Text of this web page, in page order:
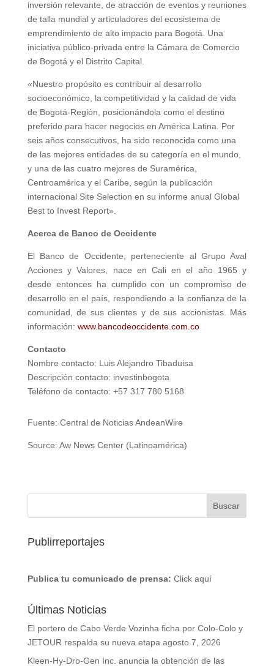
inversión relevante, de atracción de eventos y reuniones
de talla mundial y articuladores del ecosistema de
emprendimiento de alto impacto para Bogotá. Una
iniciativa público-privada entre la Cámara de Comercio
de Bogotá y el Distrito Capital.
«Nuestro propósito es contribuir al desarrollo
socioeconómico, la competitividad y la calidad de vida
de Bogotá-Región, posicionándola como el destino
preferido para hacer negocios en América Latina. Por
seis años consecutivos, ha sido reconocida como una
de las mejores entidades de su categoría en el mundo,
y una de las cuatro mejores de Suramérica,
Centroamérica y el Caribe, según la publicación
internacional Site Selection en su informe anual Global
Best to Invest Report».
Acerca de Banco de Occidente
El Banco de Occidente, perteneciente al Grupo Aval
Acciones y Valores, nace en Cali en el año 1965 y
desde entonces ha cumplido con un compromiso de
desarrollo en el país, respondiendo a la confianza de la
comunidad, de sus clientes y de sus accionistas. Más
información: www.bancodeoccidente.com.co
Contacto
Nombre contacto: Luis Alejandro Tibaduisa
Descripción contacto: investinbogota
Teléfono de contacto: +57 317 780 5168
Fuente: Central de Noticias AndeanWire
Source: Aw News Center (Latinoamérica)
Publirreportajes
Publica tu comunicado de prensa: Click aquí
Últimas Noticias
El portero de Cabo Verde Vozinha ficha por Colo-Colo y
JETOUR respalda su nueva etapa agosto 7, 2026
Kleen-Hy-Dro-Gen Inc. anuncia la obtención de las